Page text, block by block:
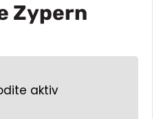
Zypern
aktiv